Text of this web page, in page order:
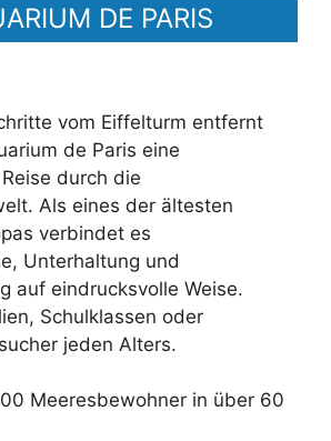
DE PARIS
vom Eiffelturm entfernt
de Paris eine
durch die
Als eines der ältesten
verbindet es
Unterhaltung und
auf eindrucksvolle Weise.
Schulklassen oder
jeden Alters.
Meeresbewohner in über 60